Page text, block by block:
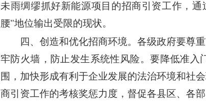
未雨绸缪抓好新能源项目的招商引资工作，
腰"地位输出受限的现状。
四、创造和优化招商环境。各级政府要尊
牢防火墙，防止发生系统性风险。要降低准
围，加快形成有利于企业发展的法治环境和社
商引资工作的考核奖惩力度，督促各县区、各